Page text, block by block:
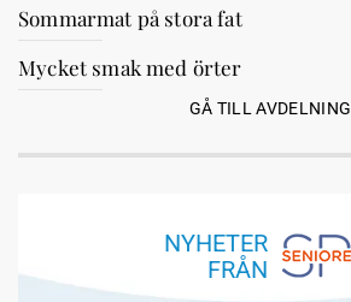
Sommarmat på stora fat
Mycket smak med örter
GÅ TILL AVDELNING
NYHETER
FRÅN